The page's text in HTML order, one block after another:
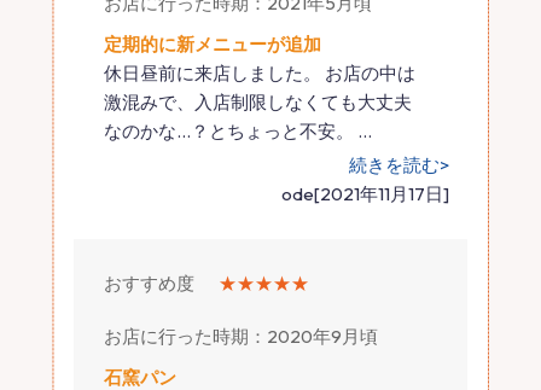
定期的に新メニューが追加
休日昼前に来店しました。 お店の中は
激混みで、入店制限しなくても大丈夫
なのかな…？とちょっと不安。 …
続きを読む>
ode[2021年11月17日]
おすすめ度 ★★★★★
お店に行った時期：2020年9月頃
石窯パン